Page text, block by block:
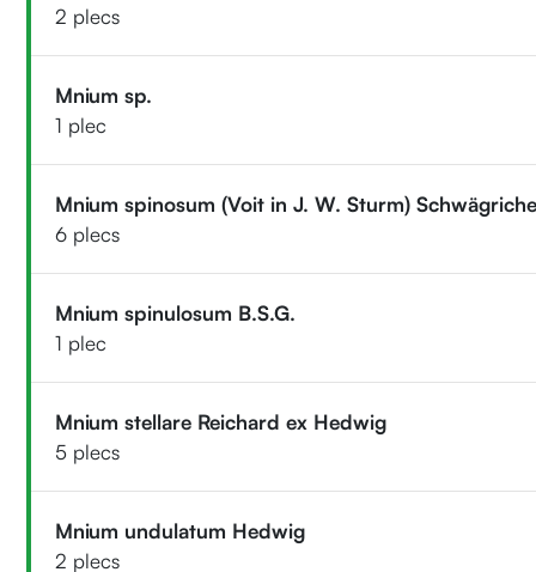
2 plecs
Mnium sp.
1 plec
Mnium spinosum (Voit in J. W. Sturm)
6 plecs
Mnium spinulosum B.S.G.
1 plec
Mnium stellare Reichard ex Hedwig
5 plecs
Mnium undulatum Hedwig
2 plecs